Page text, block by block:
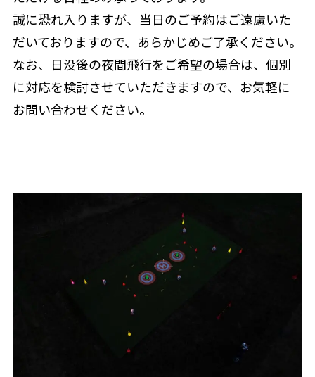
誠に恐れ入りますが、当日のご予約はご遠慮いた
だいておりますので、あらかじめご了承ください。
なお、日没後の夜間飛行をご希望の場合は、個別
に対応を検討させていただきますので、お気軽に
お問い合わせください。